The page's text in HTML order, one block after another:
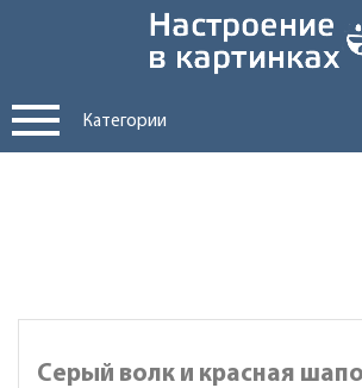
Категории
Серый волк и красная